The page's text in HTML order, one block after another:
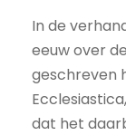
In de
eeuw over
geschreven
dat het